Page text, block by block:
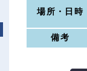
場所・日時
備考